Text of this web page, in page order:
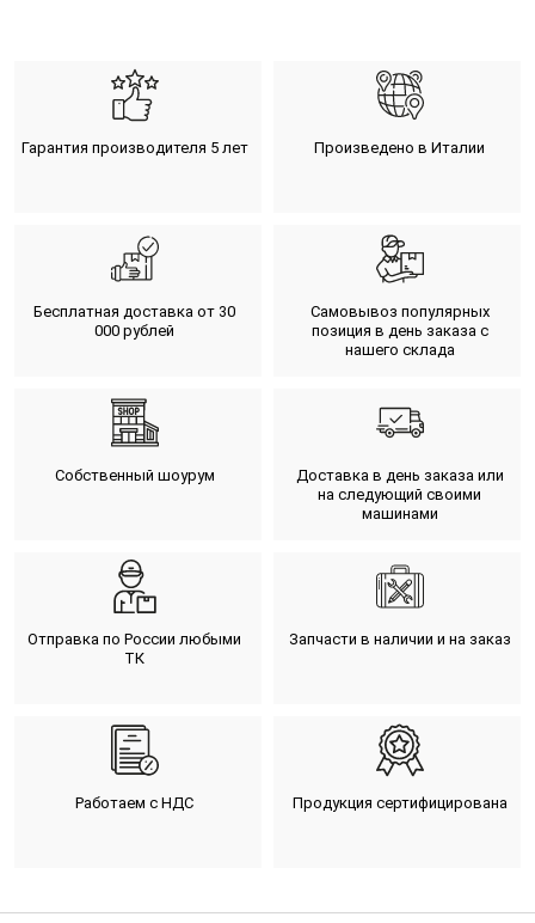
Гарантия производителя 5 лет Произведено в Италии
Бесплатная доставка от 30
000 рублей
Самовывоз популярных
позиция в день заказа с
нашего склада
Собственный шоурум
Доставка в день заказа или
на следующий своими
машинами
Отправка по России любыми
ТК
Запчасти в наличии и на заказ
Работаем с НДС Продукция сертифицирована